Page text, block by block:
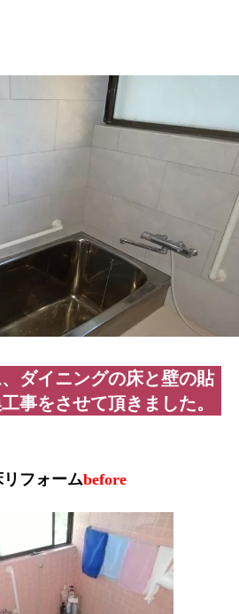
ダイニングの床と壁の貼
事をさせて頂きました。
フォームbefore